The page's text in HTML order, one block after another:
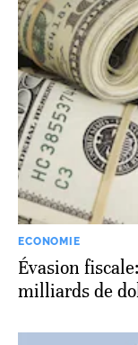
ECONOMIE
Évasion
milliards de